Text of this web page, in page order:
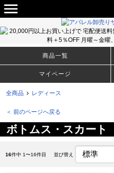
menu
メンズ・ウィメンズのＴシャツ、アパレルファッショ
BKKアリババ
商品一覧
マイページ
全商品 レディース
＜ 前のページへ戻る
ボトムス・スカート
16件中 1〜16件目 並び替え